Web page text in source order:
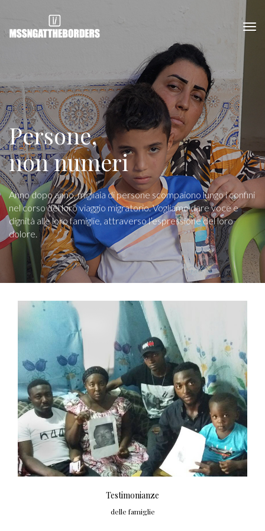
Persone,
non numeri
Anno dopo anno, migliaia di persone scompaiono lungo i confini
nel corso del loro viaggio migratorio. Vogliamo dare voce e
dignità alle loro famiglie, attraverso l’espressione del loro
dolore.
Testimonianze
delle famiglie